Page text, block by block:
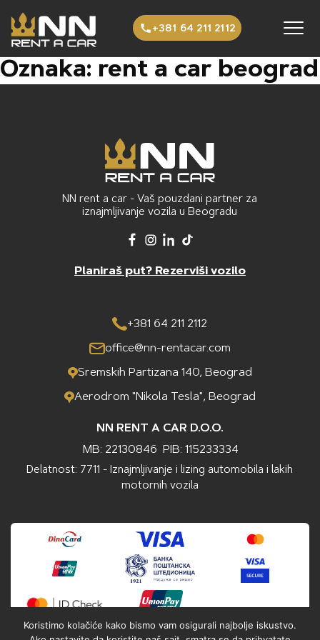
+381 64 211 2112
Oznaka: rent a car beograd
NN rent a car - Vaš pouzdani partner za
iznajmljivanje vozila u Beogradu
Planiraš put? Rezerviši vozilo
+381 64 211 2112
office@nn-rentacar.com
Sremskih Partizana 140, Beograd
Aerodrom "Nikola Tesla", Beograd
NN RENT A CAR D.O.O.
MB: 22130846
PIB: 115233334
Delatnost: 7711 - Iznajmljivanje i lizing automobila i lakih
motornih vozila
Koristimo kolačiće kako bismo vam osigurali najbolje iskustvo.